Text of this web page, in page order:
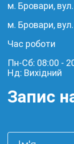
м. Бровари,
м. Бровари,
Час роботи
Пн-Сб: 08:00 -
Нд: Вихідний
Запис